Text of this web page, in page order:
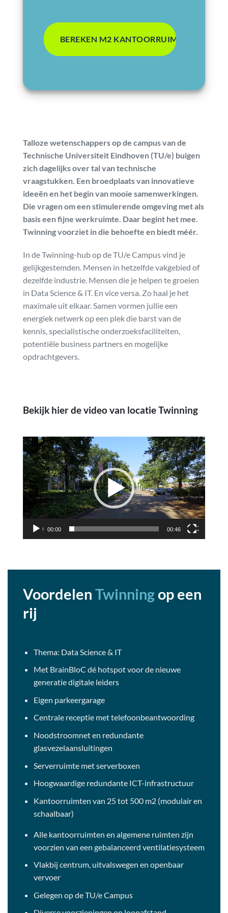
Talloze wetenschappers op de campus van de
Technische Universiteit Eindhoven (TU/e) buigen
zich dagelijks over tal van technische
vraagstukken. Een broedplaats van innovatieve
ideeën en het begin van mooie samenwerkingen.
Die vragen om een stimulerende omgeving met als
basis een fijne werkruimte. Daar begint het mee.
Twinning voorziet in die behoefte en biedt méér.
In de Twinning-hub op de TU/e Campus vind je
gelijkgestemden. Mensen in hetzelfde vakgebied of
dezelfde industrie. Mensen die je helpen te groeien
in Data Science & IT. En vice versa. Zo haal je het
maximale uit elkaar. Samen vormen jullie een
energiek netwerk op een plek die barst van de
kennis, specialistische onderzoeksfaciliteiten,
potentiële business partners en mogelijke
opdrachtgevers.
Bekijk hier de video van locatie Twinning
Videospeler
00:00 00:46
Voordelen Twinning op een
rij
Thema: Data Science & IT
Met BrainBloC dé hotspot voor de nieuwe
generatie digitale leiders
Eigen parkeergarage
Centrale receptie met telefoonbeantwoording
Noodstroomnet en redundante
glasvezelaansluitingen
Serverruimte met serverboxen
Hoogwaardige redundante ICT-infrastructuur
Kantoorruimten van 25 tot 500 m2 (modulair en
schaalbaar)
Alle kantoorruimten en algemene ruimten zijn
voorzien van een gebalanceerd ventilatiesysteem
Vlakbij centrum, uitvalswegen en openbaar
vervoer
Gelegen op de TU/e Campus